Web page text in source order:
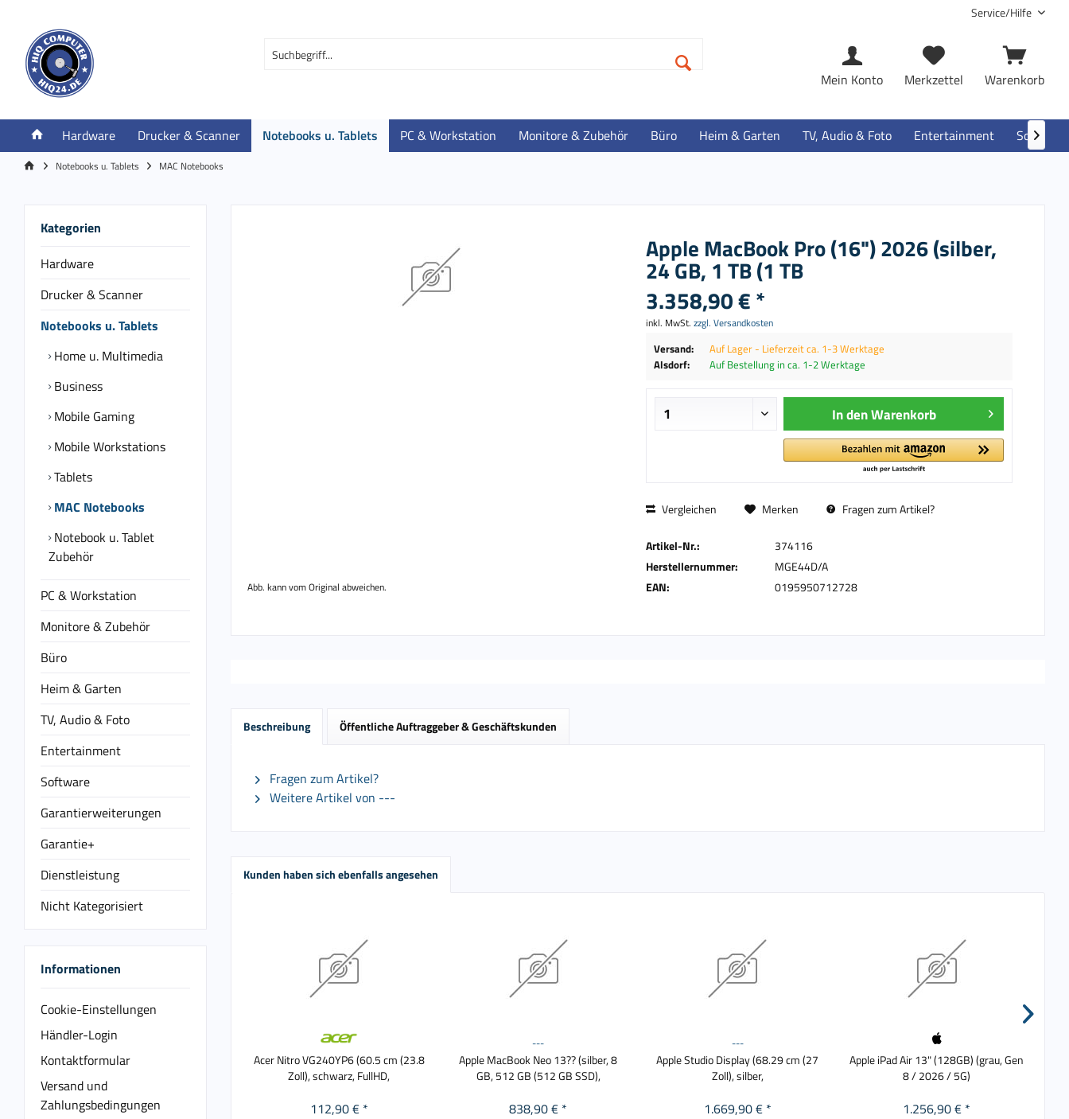
Service/Hilfe
Warenkorb
Merkzettel
Mein Konto
Hardware Drucker & Scanner Notebooks u. Tablets PC & Workstation Monitore & Zubehör Büro Heim & Garten TV, Audio & Foto Entertainment Software

Notebooks u. Tablets MAC Notebooks
Kategorien
Hardware
Drucker & Scanner
Notebooks u. Tablets
Home u. Multimedia
Business
Mobile Gaming
Mobile Workstations
Tablets
MAC Notebooks
Notebook u. Tablet
Zubehör
PC & Workstation
Monitore & Zubehör
Büro
Heim & Garten
TV, Audio & Foto
Entertainment
Software
Garantierweiterungen
Garantie+
Dienstleistung
Nicht Kategorisiert
Informationen
Cookie-Einstellungen
Händler-Login
Kontaktformular
Versand und
Zahlungsbedingungen
Abb. kann vom Original abweichen.
Apple MacBook Pro (16") 2026 (silber,
24 GB, 1 TB (1 TB
3.358,90 € *
inkl. MwSt. zzgl. Versandkosten
Versand:
Auf Lager - Lieferzeit ca. 1-3 Werktage
Alsdorf:
Auf Bestellung in ca. 1-2 Werktage
In denWarenkorb
Vergleichen Merken Fragen zum Artikel?
Artikel-Nr.:
374116
Herstellernummer:
MGE44D/A
EAN:
0195950712728
Beschreibung Öffentliche Auftraggeber & Geschäftskunden
Fragen zum Artikel?
Weitere Artikel von ---
Kunden haben sich ebenfalls angesehen
Acer Nitro VG240YP6 (60.5 cm (23.8
Zoll), schwarz, FullHD,
112,90 € *
---
Apple MacBook Neo 13?? (silber, 8
GB, 512 GB (512 GB SSD),
838,90 € *
---
Apple Studio Display (68.29 cm (27
Zoll), silber,
1.669,90 € *
Apple iPad Air 13" (128GB) (grau, Gen
8 / 2026 / 5G)
1.256,90 € *